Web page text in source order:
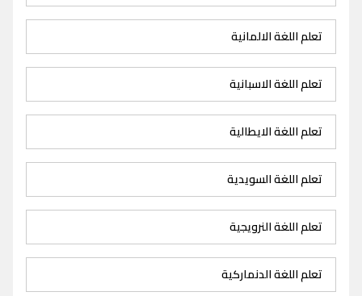
تعلم اللغة الالمانية
تعلم اللغة الاسبانية
تعلم اللغة الايطالية
تعلم اللغة السويدية
تعلم اللغة النرويجية
تعلم اللغة الدنماركية